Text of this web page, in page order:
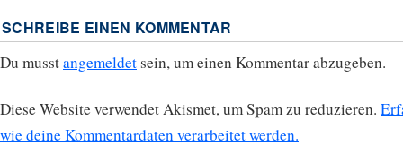
SCHREIBE EINEN KOMMENTAR
Du musstangemeldet sein, um einen Kommentar abzugeben.
Diese Website verwendet Akismet, um Spam zu reduzieren.
wie deine Kommentardaten verarbeitet werden.